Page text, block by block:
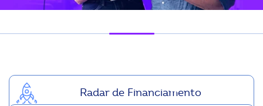
Radar de Financiamento